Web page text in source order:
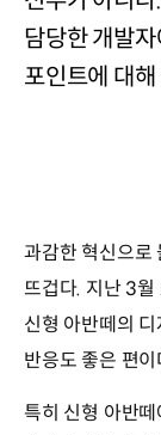
담당한 개발
포인트에 대
과감한 혁신으로
뜨겁다. 지난 3
신형 아반떼의
반응도 좋은 편이
특히 신형 아반